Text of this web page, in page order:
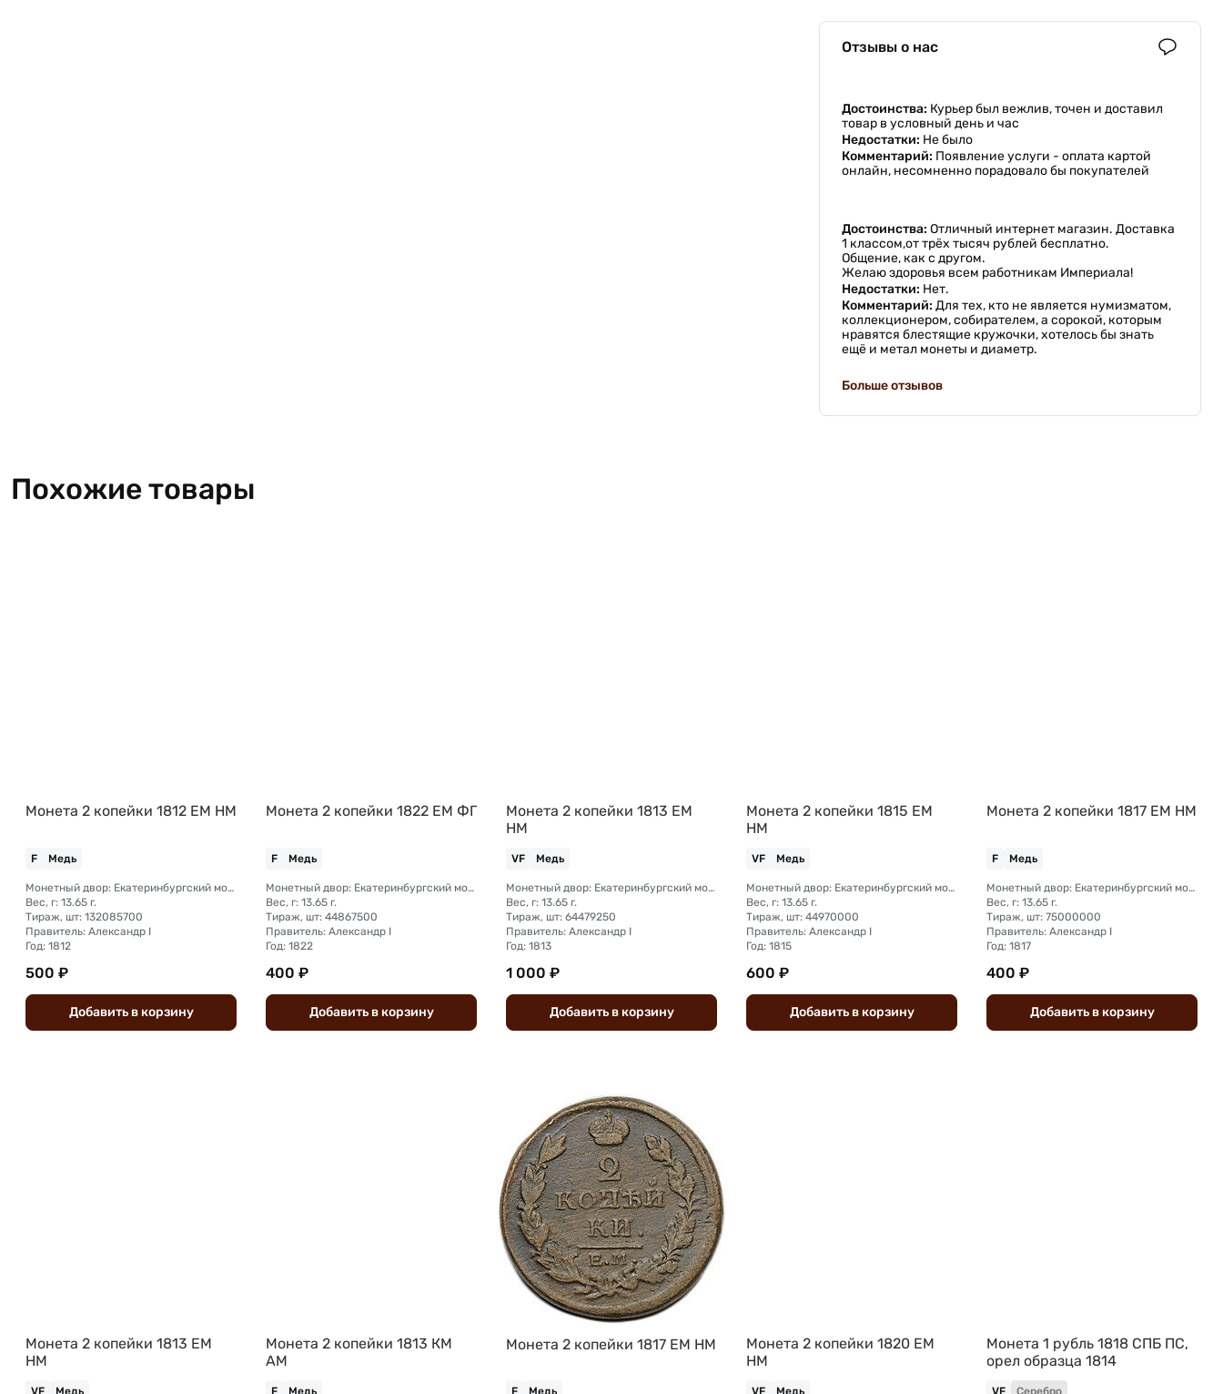
Отзывы о нас
Достоинства: Курьер был вежлив, точен и доставил
товар в условный день и час
Недостатки: Не было
Комментарий: Появление услуги - оплата картой
онлайн, несомненно порадовало бы покупателей
Достоинства: Отличный интернет магазин. Доставка
1 классом,от трёх тысяч рублей бесплатно.
Общение, как с другом.
Желаю здоровья всем работникам Империала!
Недостатки: Нет.
Комментарий: Для тех, кто не является нумизматом,
коллекционером, собирателем, а сорокой, которым
нравятся блестящие кружочки, хотелось бы знать
ещё и метал монеты и диаметр.
Больше отзывов
Похожие товары
Монета 2 копейки 1812 ЕМ НМ
F Медь
Монетный двор: Екатеринбургский монетный двор
Вес, г: 13.65 г.
Тираж, шт: 132085700
Правитель: Александр I
Год: 1812
500 ₽
Добавить вкорзину
Монета 2 копейки 1822 ЕМ ФГ
F Медь
Монетный двор: Екатеринбургский монетный двор
Вес, г: 13.65 г.
Тираж, шт: 44867500
Правитель: Александр I
Год: 1822
400 ₽
Добавить вкорзину
Монета 2 копейки 1813 ЕМ
НМ
VF Медь
Монетный двор: Екатеринбургский монетный двор
Вес, г: 13.65 г.
Тираж, шт: 64479250
Правитель: Александр I
Год: 1813
1 000 ₽
Добавить вкорзину
Монета 2 копейки 1815 ЕМ
НМ
VF Медь
Монетный двор: Екатеринбургский монетный двор
Вес, г: 13.65 г.
Тираж, шт: 44970000
Правитель: Александр I
Год: 1815
600 ₽
Добавить вкорзину
Монета 2 копейки 1817 ЕМ НМ
F Медь
Монетный двор: Екатеринбургский монетный двор
Вес, г: 13.65 г.
Тираж, шт: 75000000
Правитель: Александр I
Год: 1817
400 ₽
Добавить вкорзину
Монета 2 копейки 1813 ЕМ
НМ
VF Медь
Монета 2 копейки 1813 КМ
АМ
F Медь
Монета 2 копейки 1817 ЕМ НМ
F Медь
Монета 2 копейки 1820 ЕМ
НМ
VF Медь
Монета 1 рубль 1818 СПБ ПС,
орел образца 1814
VF Серебро